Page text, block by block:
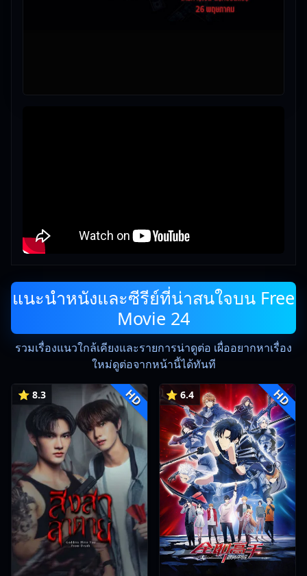
แนะนำหนังและซีรีย์ที่น่าสนใจบน Free
Movie 24
รวมเรื่องแนวใกล้เคียงและรายการน่าดูต่อ เผื่ออยากหาเรื่อง
ใหม่ดูต่อจากหน้านี้ได้ทันที
⭐ 8.3 HD ⭐ 6.4 HD